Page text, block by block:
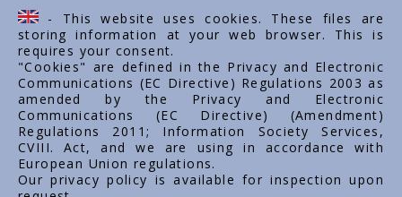
Kontakt
Karriere
- This website uses cookies. These files are
storing information at your web browser. This is
requires your consent.
"Cookies" are defined in the Privacy and Electronic
Communications (EC Directive) Regulations 2003 as
amended by the Privacy and Electronic
Communications (EC Directive) (Amendment)
Regulations 2011; Information Society Services,
CVIII. Act, and we are using in accordance with
European Union regulations.
Our privacy policy is available for inspection upon